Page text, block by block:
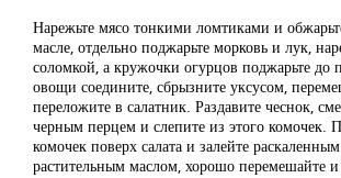
Нарежьте мясо тонкими ломтиками и
масле, отдельно поджарьте морковь и лук,
соломкой, а кружочки огурцов поджарьте до
овощи соедините, сбрызните уксусом,
переложите в салатник. Раздавите чеснок,
черным перцем и слепите из этого комочек.
комочек поверх салата и залейте
растительным маслом, хорошо перемешайте и